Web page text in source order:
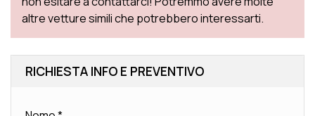
altre vetture simili che potrebbero interessarti.
RICHIESTA INFO E PREVENTIVO